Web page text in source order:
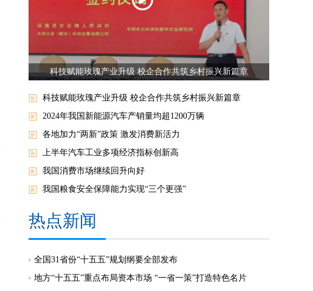
科技赋能玫瑰产业升级 校企合作共筑乡村振兴新篇章
科技赋能玫瑰产业升级 校企合作共筑乡村振兴新篇章
2024年我国新能源汽车产销量均超1200万辆
各地加力“两新”政策 激发消费新活力
上半年汽车工业多项经济指标创新高
我国消费市场继续回升向好
我国粮食安全保障能力实现“三个更强”
热点新闻
全国31省份“十五五”规划纲要全部发布
地方“十五五”重点布局资本市场 “一省一策”打造特色名片